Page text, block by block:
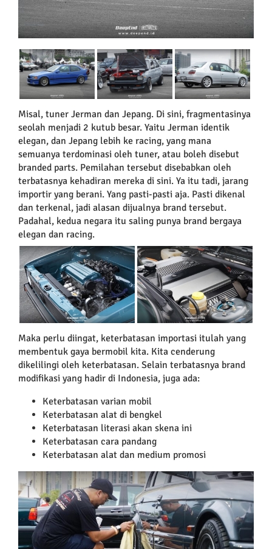
Misal, tuner Jerman dan Jepang. Di sini, fragmentasinya
seolah menjadi 2 kutub besar. Yaitu Jerman identik
elegan, dan Jepang lebih ke racing, yang mana
semuanya terdominasi oleh tuner, atau boleh disebut
branded parts. Pemilahan tersebut disebabkan oleh
terbatasnya kehadiran mereka di sini. Ya itu tadi, jarang
importir yang berani. Yang pasti-pasti aja. Pasti dikenal
dan terkenal, jadi alasan dijualnya brand tersebut.
Padahal, kedua negara itu saling punya brand bergaya
elegan dan racing.
Maka perlu diingat, keterbatasan importasi itulah yang
membentuk gaya bermobil kita. Kita cenderung
dikelilingi oleh keterbatasan. Selain terbatasnya brand
modifikasi yang hadir di Indonesia, juga ada:
Keterbatasan varian mobil
Keterbatasan alat di bengkel
Keterbatasan literasi akan skena ini
Keterbatasan cara pandang
Keterbatasan alat dan medium promosi